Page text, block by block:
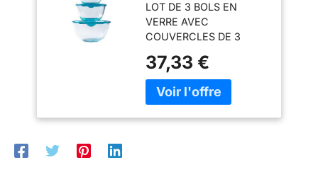
couvercle - 0,5L -
1L - 2L - Couvercles
ergonomiques -
Made in France
LOT DE 3 BOLS EN
VERRE AVEC
COUVERCLES DE 3
(∅14 cm) - 1L (∅17 cm) -
2L (∅21 cm) CONVIENT
POUR DE MULTIPLES
37,33 €